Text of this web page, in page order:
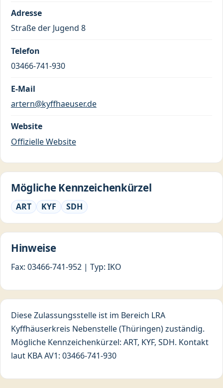
Adresse
Straße der Jugend 8
Telefon
03466-741-930
E-Mail
artern@kyffhaeuser.de
Website
Offizielle Website
Mögliche Kennzeichenkürzel
ART KYF SDH
Hinweise
Fax: 03466-741-952 | Typ: IKO
Diese Zulassungsstelle ist im Bereich LRA
Kyffhäuserkreis Nebenstelle (Thüringen) zuständig.
Mögliche Kennzeichenkürzel: ART, KYF, SDH. Kontakt
laut KBA AV1: 03466-741-930